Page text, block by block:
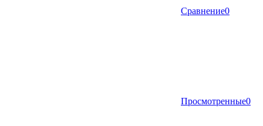
Сравнение0
Просмотренные0